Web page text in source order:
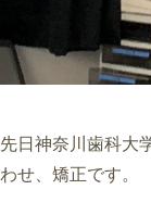
先日神奈川歯科大
わせ、矯正です。